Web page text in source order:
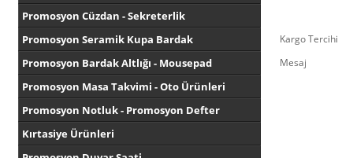
Promosyon Cüzdan - Sekreterlik
Promosyon Seramik Kupa Bardak
Promosyon Bardak Altlığı - Mousepad
Promosyon Masa Takvimi - Oto Ürünleri
Promosyon Notluk - Promosyon Defter
Kırtasiye Ürünleri
Kargo Tercihi
Mesaj